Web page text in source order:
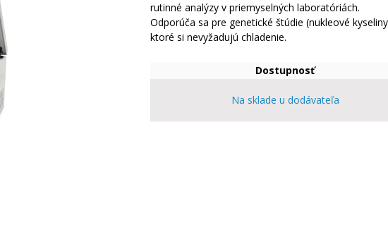
rutinné analýzy v priemyselných laboratóriách.
Odporúča sa pre genetické štúdie (nukleové
ktoré si nevyžadujú chladenie.
Dostupnosť
Na sklade u dodávateľa